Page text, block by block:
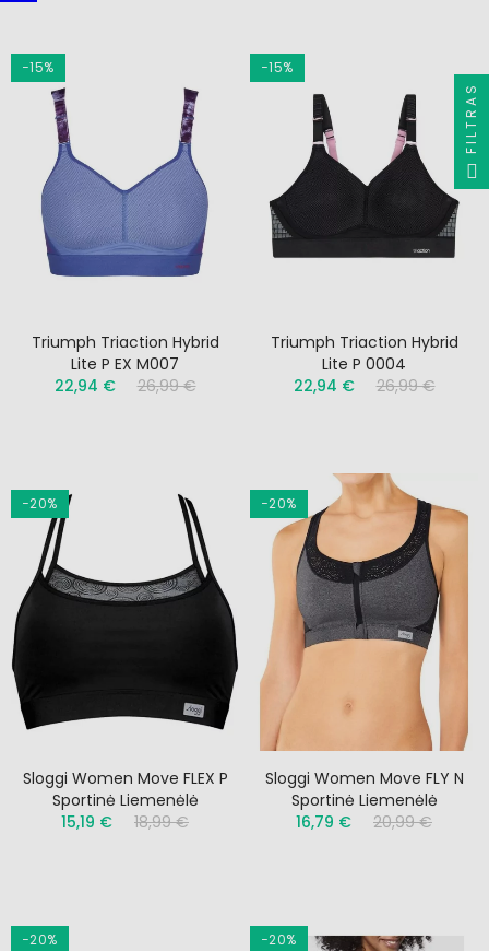
−15%
Triumph Triaction Hybrid
Lite P EX M007
22,94 €
26,99 €
−15%
Triumph Triaction Hybrid
Lite P 0004
22,94 €
26,99 €
−20%
Sloggi Women Move FLEX P
Sportinė Liemenėlė
15,19 €
18,99 €
−20%
Sloggi Women Move FLY N
Sportinė Liemenėlė
16,79 €
20,99 €
−20% −20%
FILTRAS